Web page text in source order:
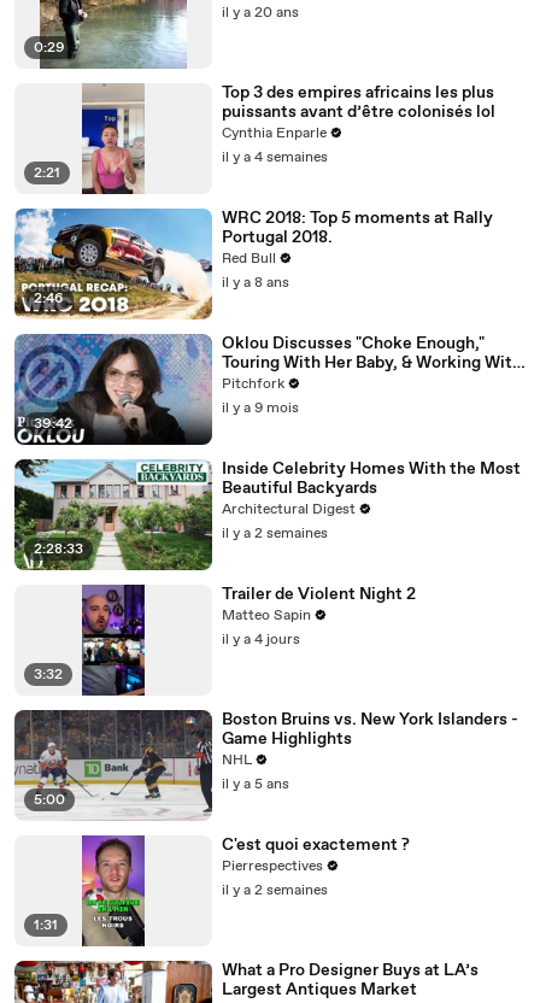
0:29
il y a 20 ans
2:21
Top 3 des empires africains les plus
puissants avant d’être colonisés lol
Cynthia Enparle
il y a 4 semaines
2:46
WRC 2018: Top 5 moments at Rally
Portugal 2018.
Red Bull
il y a 8 ans
39:42
Oklou Discusses "Choke Enough,"
Touring With Her Baby, & Working With
FKA twigs
Pitchfork
il y a 9 mois
2:28:33
Inside Celebrity Homes With the Most
Beautiful Backyards
Architectural Digest
il y a 2 semaines
3:32
Trailer de Violent Night 2
Matteo Sapin
il y a 4 jours
5:00
Boston Bruins vs. New York Islanders -
Game Highlights
NHL
il y a 5 ans
1:31
C'est quoi exactement ?
Pierrespectives
il y a 2 semaines
What a Pro Designer Buys at LA’s
Largest Antiques Market